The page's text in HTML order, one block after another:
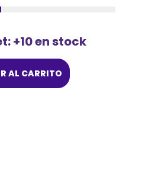
+10 en stock
AL CARRITO